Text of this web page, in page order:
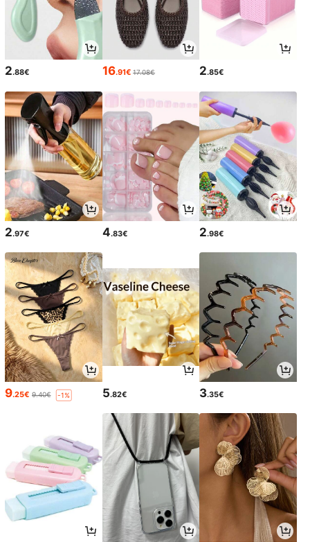
2.88€ 16.91€ 17.08€ 2.85€
2.97€ 4.83€ 2.98€
9.25€ 9.40€ -1% 5.82€ 3.35€